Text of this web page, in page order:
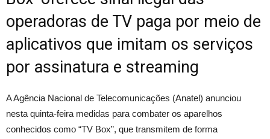
operadoras de TV paga por meio de
aplicativos que imitam os serviços
por assinatura e streaming
A Agência Nacional de Telecomunicações (Anatel) anunciou
nesta quinta-feira medidas para combater os aparelhos
conhecidos como “TV Box”, que transmitem de forma